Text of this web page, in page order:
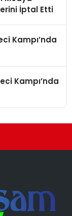
İptal Etti
Kampı’nda
Kampı’nda